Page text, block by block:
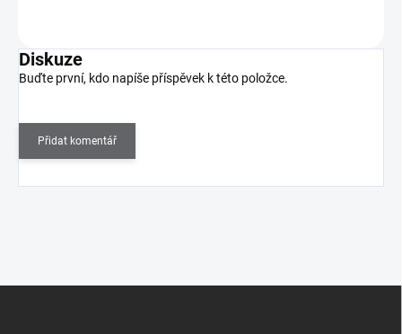
Diskuze
Buďte první, kdo napíše příspěvek k této položce.
Přidat komentář